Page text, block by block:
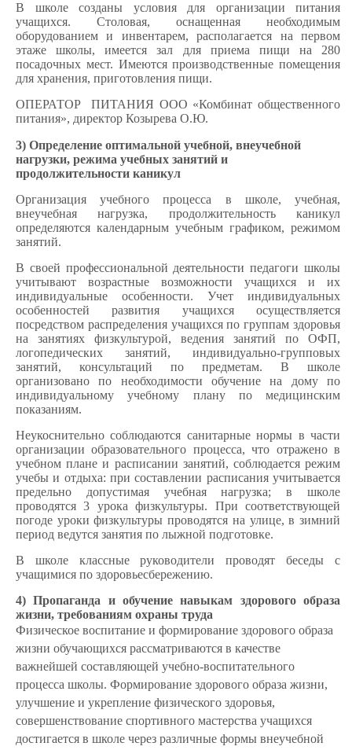
В школе созданы условия для организации питания
учащихся. Столовая, оснащенная необходимым
оборудованием и инвентарем, располагается на первом
этаже школы, имеется зал для приема пищи на 280
посадочных мест. Имеются производственные помещения
для хранения, приготовления пищи.
ОПЕРАТОР ПИТАНИЯ ООО «Комбинат общественного
питания», директор Козырева О.Ю.
3) Определение оптимальной учебной, внеучебной
нагрузки, режима учебных занятий и
продолжительности каникул
Организация учебного процесса в школе, учебная,
внеучебная нагрузка, продолжительность каникул
определяются календарным учебным графиком, режимом
занятий.
В своей профессиональной деятельности педагоги школы
учитывают возрастные возможности учащихся и их
индивидуальные особенности. Учет индивидуальных
особенностей развития учащихся осуществляется
посредством распределения учащихся по группам здоровья
на занятиях физкультурой, ведения занятий по ОФП,
логопедических занятий, индивидуально-групповых
занятий, консультаций по предметам. В школе
организовано по необходимости обучение на дому по
индивидуальному учебному плану по медицинским
показаниям.
Неукоснительно соблюдаются санитарные нормы в части
организации образовательного процесса, что отражено в
учебном плане и расписании занятий, соблюдается режим
учебы и отдыха: при составлении расписания учитывается
предельно допустимая учебная нагрузка; в школе
проводятся 3 урока физкультуры. При соответствующей
погоде уроки физкультуры проводятся на улице, в зимний
период ведутся занятия по лыжной подготовке.
В школе классные руководители проводят беседы с
учащимися по здоровьесбережению.
4) Пропаганда и обучение навыкам здорового образа
жизни, требованиям охраны труда
Физическое воспитание и формирование здорового образа
жизни обучающихся рассматриваются в качестве
важнейшей составляющей учебно-воспитательного
процесса школы. Формирование здорового образа жизни,
улучшение и укрепление физического здоровья,
совершенствование спортивного мастерства учащихся
достигается в школе через различные формы внеучебной